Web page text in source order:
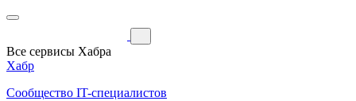
Все сервисы Хабра
Хабр
Сообщество IT-специалистов